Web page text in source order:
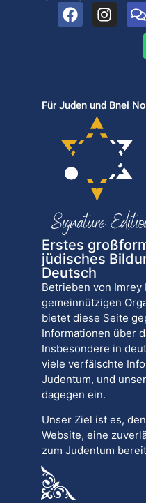
Für Juden und Bnei
Erstes
jüdisches
Deutsch
Betrieben von Imrey
gemeinnützigen
bietet diese Seite
Informationen über
Insbesondere in
viele verfälschte
Judentum, und
dagegen ein.
Unser Ziel ist es,
Website, eine
zum Judentum